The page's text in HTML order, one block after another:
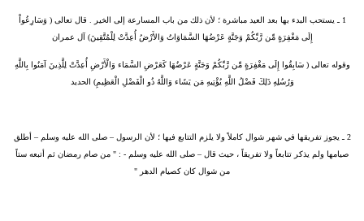
ـ يستحب البدء بها بعد العيد مباشرة ؛ لأن ذلك من باب المسارعة إلى الخير . قال تعالى ( وَسَارِعُواْ
إِلَى مَغْفِرَةٍ مِّن رَّبِّكُمْ وَجَنَّةٍ عَرْضُهَا السَّمَاوَاتُ وَالأَرْضُ أُعِدَّتْ لِلْمُتَّقِينَ) آل عمران
وقوله تعالى ( سَابِقُوا إِلَى مَغْفِرَةٍ مِّن رَّبِّكُمْ وَجَنَّةٍ عَرْضُهَا كَعَرْضِ السَّمَاء وَالْأَرْضِ أُعِدَّتْ لِلَّذِينَ آمَنُوا بِاللَّهِ
وَرُسُلِهِ ذَلِكَ فَضْلُ اللَّهِ يُؤْتِيهِ مَن يَشَاء وَاللَّهُ ذُو الْفَضْلِ الْعَظِيمِ) الحديد
2 ـ
يجوز تفريقها في شهر شوال كاملاً ولا يلزم التتابع فيها ؛ لأن الرسول – صلى الله عليه وسلم – أطلق
صيامها ولم يذكر تتابعاً ولا تفريقاً ، حيث قال – صلى الله عليه وسلم - : " من صام رمضان ثم أتبعه ستاً
من شوال كان كصيام الدهر "